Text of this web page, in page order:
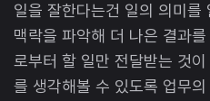
일을 잘한다는건 일의 의미를
맥락을 파악해 더 나은 결과
로부터 할 일만 전달받는 것
를 생각해볼 수 있도록 업무